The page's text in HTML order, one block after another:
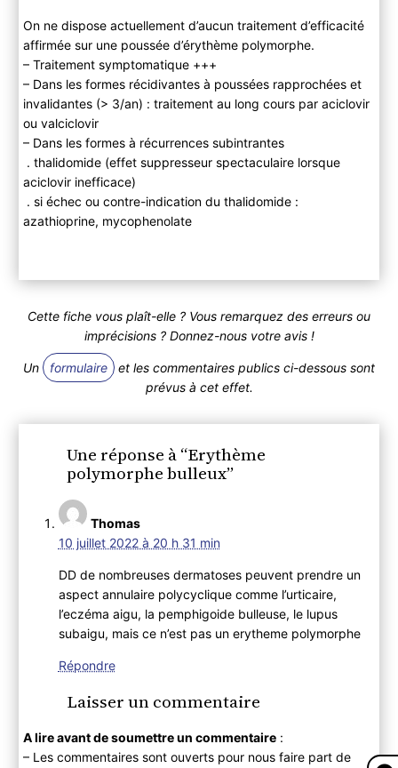
On ne dispose actuellement d’aucun traitement d’efficacité
affirmée sur une poussée d’érythème polymorphe.
– Traitement symptomatique +++
– Dans les formes récidivantes à poussées rapprochées et
invalidantes (> 3/an) : traitement au long cours par aciclovir
ou valciclovir
– Dans les formes à récurrences subintrantes
. thalidomide (effet suppresseur spectaculaire lorsque
aciclovir inefficace)
. si échec ou contre-indication du thalidomide :
azathioprine, mycophenolate
Cette fiche vous plaît-elle ? Vous remarquez des erreurs ou
imprécisions ? Donnez-nous votre avis !
Un formulaire
et les commentaires publics ci-dessous sont
prévus à cet effet.
Une réponse à “Erythème
polymorphe bulleux”
Thomas
10 juillet 2022 à 20 h 31 min
DD de nombreuses dermatoses peuvent prendre un
aspect annulaire polycyclique comme l’urticaire,
l’eczéma aigu, la pemphigoide bulleuse, le lupus
subaigu, mais ce n’est pas un erytheme polymorphe
Répondre
Laisser un commentaire
A lire avant de soumettre un commentaire:
– Les commentaires sont ouverts pour nous faire part de